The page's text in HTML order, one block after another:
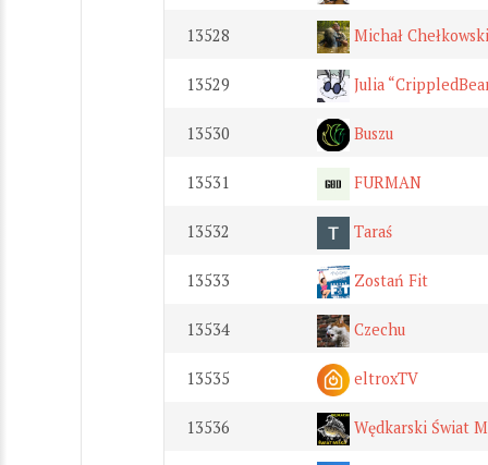
13528 Michał
13529 Julia
13530 Buszu
13531 FURMAN
13532 Taraś
13533 Zostań Fit
13534 Czechu
13535 eltroxTV
13536 Wędkarski Świat